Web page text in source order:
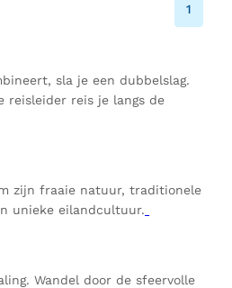
1
sla je een dubbelslag.
reisleider reis je langs de
zijn fraaie natuur, traditionele
unieke eilandcultuur.
Wandel door de sfeervolle